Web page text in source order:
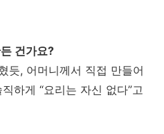
건가요?
듯, 어머니께서 직접 만들어
하게 “요리는 자신 없다”고